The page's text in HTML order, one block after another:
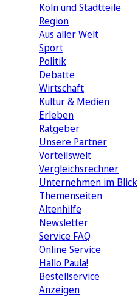
Köln und Stadtteile
Region
Aus aller Welt
Sport
Politik
Debatte
Wirtschaft
Kultur & Medien
Erleben
Ratgeber
Unsere Partner
Vorteilswelt
Vergleichsrechner
Unternehmen im Blick
Themenseiten
Altenhilfe
Newsletter
Service FAQ
Online Service
Hallo Paula!
Bestellservice
Anzeigen